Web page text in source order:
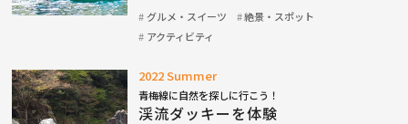
グルメ・スイーツ
絶景・スポット
アクティビティ
2022 Summer
青梅線に自然を探しに行こう！
渓流ダッキーを体験